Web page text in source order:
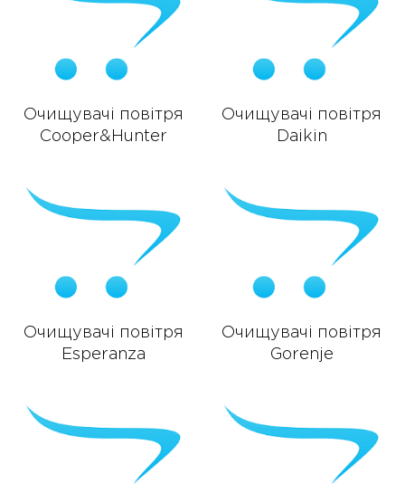
Очищувачі повітря
Cooper&Hunter
Очищувачі повітря
Daikin
Очищувачі повітря
Esperanza
Очищувачі повітря
Gorenje